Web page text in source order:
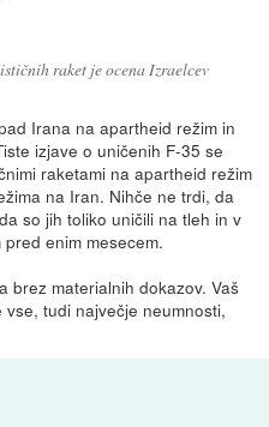
raket je ocena Izraelcev
Irana na apartheid režim in
izjave o uničenih F-35 se
raketami na apartheid režim
na Iran. Nihče ne trdi, da
so jih toliko uničili na tleh in v
enim mesecem.
brez materialnih dokazov. Vaš
tudi največje neumnosti,